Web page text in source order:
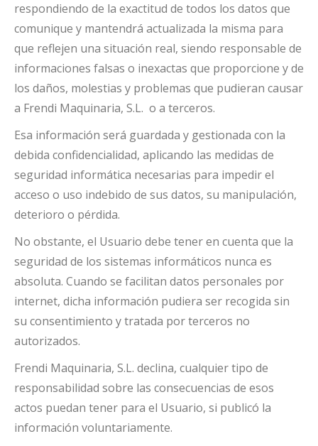
respondiendo de la exactitud de todos los datos que
comunique y mantendrá actualizada la misma para
que reflejen una situación real, siendo responsable de
informaciones falsas o inexactas que proporcione y de
los daños, molestias y problemas que pudieran causar
a Frendi Maquinaria, S.L. o a terceros.
Esa información será guardada y gestionada con la
debida confidencialidad, aplicando las medidas de
seguridad informática necesarias para impedir el
acceso o uso indebido de sus datos, su manipulación,
deterioro o pérdida.
No obstante, el Usuario debe tener en cuenta que la
seguridad de los sistemas informáticos nunca es
absoluta. Cuando se facilitan datos personales por
internet, dicha información pudiera ser recogida sin
su consentimiento y tratada por terceros no
autorizados.
Frendi Maquinaria, S.L. declina, cualquier tipo de
responsabilidad sobre las consecuencias de esos
actos puedan tener para el Usuario, si publicó la
información voluntariamente.